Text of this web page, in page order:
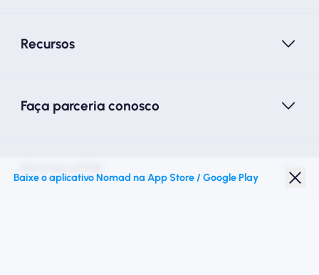
Recursos
Faça parceria conosco
Baixe o aplicativo Nomad na App Store / Google Play